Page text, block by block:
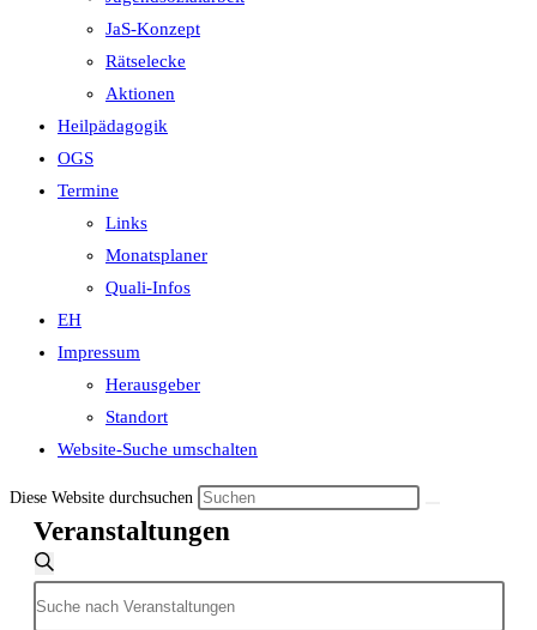
JaS-Konzept
Rätselecke
Aktionen
Heilpädagogik
OGS
Termine
Links
Monatsplaner
Quali-Infos
EH
Impressum
Herausgeber
Standort
Website-Suche umschalten
Diese Website durchsuchen
Veranstaltungen
Veranstaltungen
Suche
Suche
Schlüsselwort